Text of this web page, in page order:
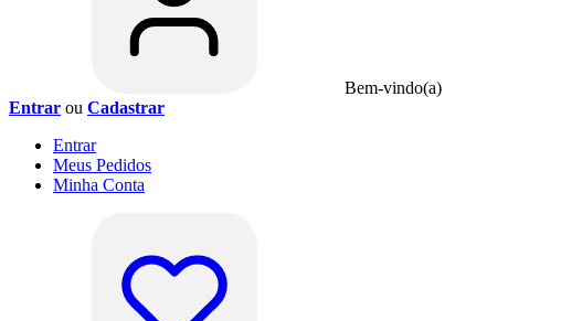
Bem-vindo(a)
Entrar ou Cadastrar
Entrar
Meus Pedidos
Minha Conta